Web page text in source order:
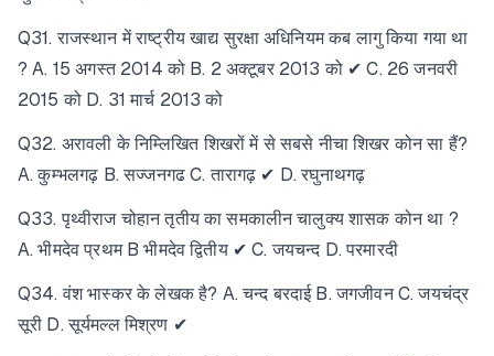
Q31. राजस्थान में राष्ट्रीय खाद्य सुरक्षा अधिनियम कब लागु किया गया था
? A. 15 अगस्त 2014 को B. 2 अक्टूबर 2013 को ✔ C. 26 जनवरी
2015 को D. 31 मार्च 2013 को
Q32. अरावली के निम्लिखित शिखरों में से सबसे नीचा शिखर कोन सा हैं?
A. कुम्भलगढ़ B. सज्जनगढ C. तारागढ़ ✔ D. रघुनाथगढ़
Q33. पृथ्वीराज चोहान तृतीय का समकालीन चालुक्य शासक कोन था ?
A. भीमदेव प्रथम B भीमदेव द्वितीय ✔ C. जयचन्द D. परमारदी
Q34. वंश भास्कर के लेखक है? A. चन्द बरदाई B. जगजीवन C. जयचंद्र
सूरी D. सूर्यमल्ल मिश्रण ✔